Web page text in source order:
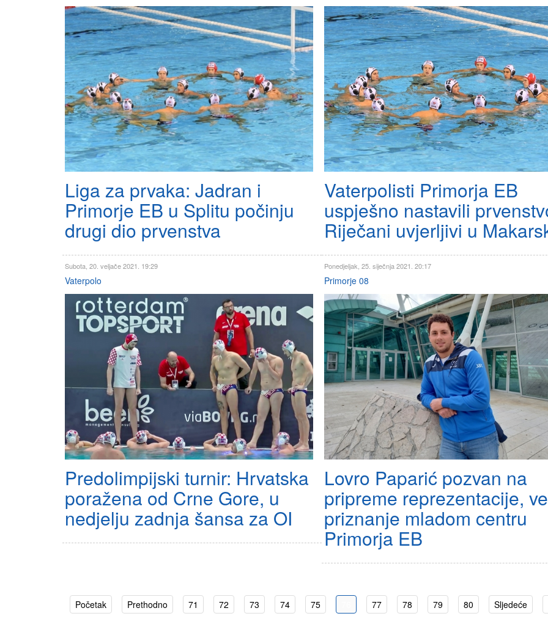
Liga za prvaka: Jadran i
Primorje EB u Splitu počinju
drugi dio prvenstva
Vaterpolisti Primorja EB
uspješno nastavili
Riječani uvjerljivi u
Subota, 20. veljače 2021. 19:29
Vaterpolo
Predolimpijski turnir: Hrvatska
poražena od Crne Gore, u
nedjelju zadnja šansa za OI
Ponedjeljak, 25. siječnja 2021. 20:17
Primorje 08
Lovro Paparić pozvan na
pripreme reprezentacije,
priznanje mladom centru
Primorja EB
Početak Prethodno 71 72 73 74 75 77 78 79 80 Sljedeće